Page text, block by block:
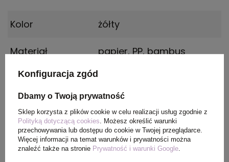
Kolor żółty
Materiał papier, PP, bambus
Wymiary
produktu
PAKOWANIE
Konfiguracja zgód
Dbamy o Twoją prywatność
Sklep korzysta z plików cookie w celu realizacji usług zgodnie z
Polityką dotyczącą cookies. Możesz określić warunki
przechowywania lub dostępu do cookie w Twojej przeglądarce.
Więcej informacji na temat warunków i prywatności można
znaleźć także na stronie Prywatność i warunki Google.